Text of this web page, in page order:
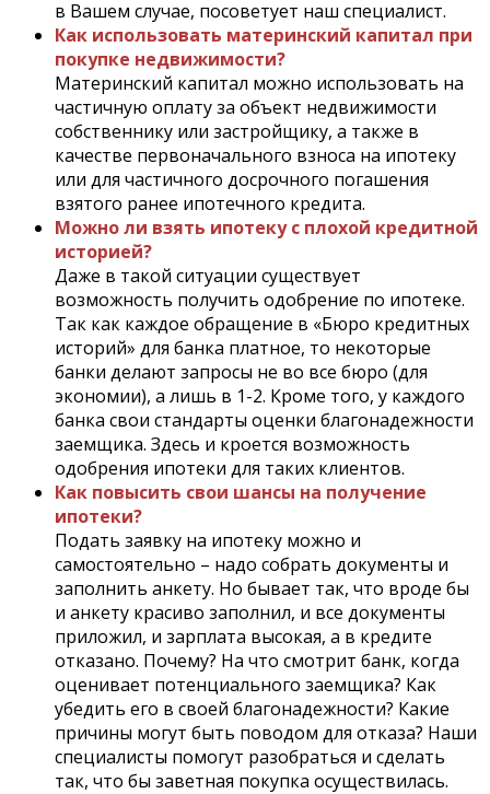
в Вашем случае, посоветует наш специалист.
Как использовать материнский капитал при
покупке недвижимости?
Материнский капитал можно использовать на
частичную оплату за объект недвижимости
собственнику или застройщику, а также в
качестве первоначального взноса на ипотеку
или для частичного досрочного погашения
взятого ранее ипотечного кредита.
Можно ли взять ипотеку с плохой кредитной
историей?
Даже в такой ситуации существует
возможность получить одобрение по ипотеке.
Так как каждое обращение в «Бюро кредитных
историй» для банка платное, то некоторые
банки делают запросы не во все бюро (для
экономии), а лишь в 1-2. Кроме того, у каждого
банка свои стандарты оценки благонадежности
заемщика. Здесь и кроется возможность
одобрения ипотеки для таких клиентов.
Как повысить свои шансы на получение
ипотеки?
Подать заявку на ипотеку можно и
самостоятельно – надо собрать документы и
заполнить анкету. Но бывает так, что вроде бы
и анкету красиво заполнил, и все документы
приложил, и зарплата высокая, а в кредите
отказано. Почему? На что смотрит банк, когда
оценивает потенциального заемщика? Как
убедить его в своей благонадежности? Какие
причины могут быть поводом для отказа? Наши
специалисты помогут разобраться и сделать
так, что бы заветная покупка осуществилась.